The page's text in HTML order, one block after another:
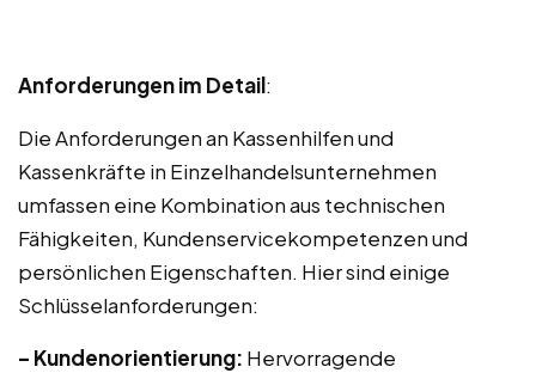
Anforderungen im Detail:
Die Anforderungen an Kassenhilfen und
Kassenkräfte in Einzelhandelsunternehmen
umfassen eine Kombination aus technischen
Fähigkeiten, Kundenservicekompetenzen und
persönlichen Eigenschaften. Hier sind einige
Schlüsselanforderungen:
– Kundenorientierung: Hervorragende